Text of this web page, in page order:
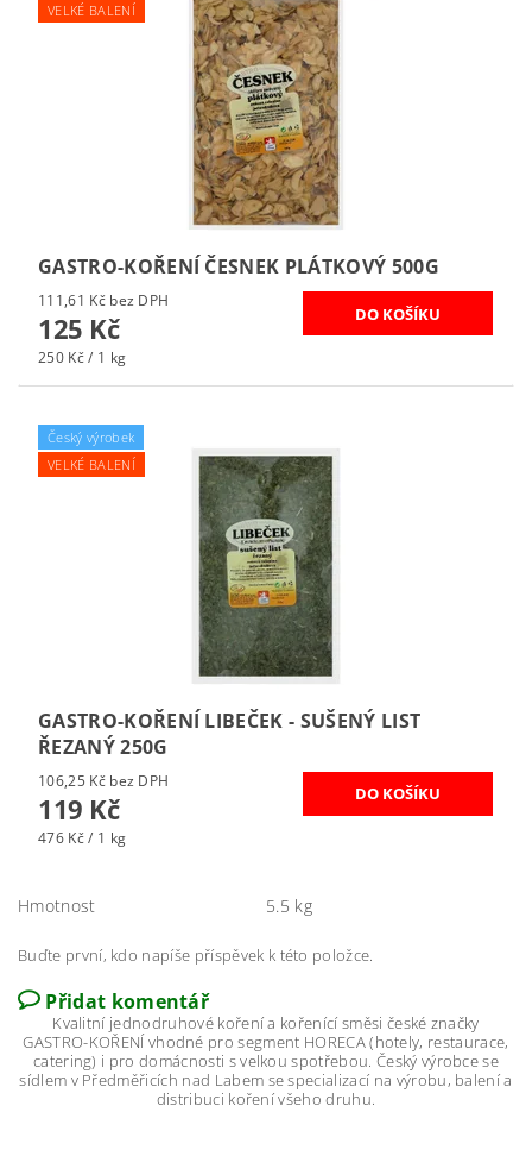
VELKÉ BALENÍ
GASTRO-KOŘENÍ ČESNEK PLÁTKOVÝ 500G
111,61 Kč bez DPH
125 Kč
250 Kč / 1 kg
Český výrobek
VELKÉ BALENÍ
GASTRO-KOŘENÍ LIBEČEK - SUŠENÝ LIST
ŘEZANÝ 250G
106,25 Kč bez DPH
119 Kč
476 Kč / 1 kg
Hmotnost 5.5 kg
Buďte první, kdo napíše příspěvek k této položce.
Přidat komentář
Kvalitní jednodruhové koření a kořenící směsi české značky
GASTRO-KOŘENÍ vhodné pro segment HORECA (hotely, restaurace,
catering) i pro domácnosti s velkou spotřebou. Český výrobce se
sídlem v Předměřicích nad Labem se specializací na výrobu, balení a
distribuci koření všeho druhu.